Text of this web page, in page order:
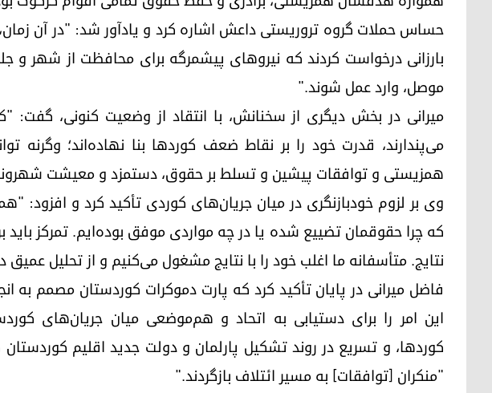
حساس حملات گروه تروریستی داعش اشاره کرد و یادآور شد: "در آن
بارزانی درخواست کردند که نیروهای پیشمرگه برای محافظت از شهر و
موصل، وارد عمل شوند."
میرانی در بخش دیگری از سخنانش، با انتقاد از وضعیت کنونی، گفت:
می‌پندارند، قدرت خود را بر نقاط ضعف کوردها بنا نهاده‌اند؛ وگرنه
همزیستی و توافقات پیشین و تسلط بر حقوق، دستمزد و معیشت
وی بر لزوم خودبازنگری در میان جریان‌های کوردی تأکید کرد و افزود:
که چرا حقوقمان تضییع شده یا در چه مواردی موفق بوده‌ایم. تمرکز باید
نتایج. متأسفانه ما اغلب خود را با نتایج مشغول می‌کنیم و از تحلیل
فاضل میرانی در پایان تأکید کرد که پارت دموکرات کوردستان مصمم به
این امر را برای دستیابی به اتحاد و هم‌موضعی میان جریان‌های
کوردها، و تسریع در روند تشکیل پارلمان و دولت جدید اقلیم
"منکران [توافقات] به مسیر ائتلاف بازگردند."